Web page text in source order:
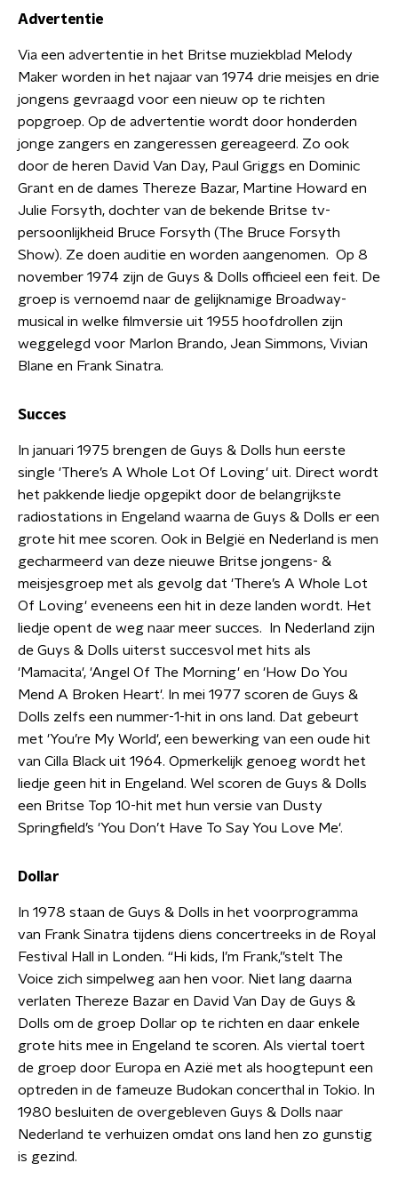
Advertentie
Via een advertentie in het Britse muziekblad Melody
Maker worden in het najaar van 1974 drie meisjes en drie
jongens gevraagd voor een nieuw op te richten
popgroep. Op de advertentie wordt door honderden
jonge zangers en zangeressen gereageerd. Zo ook
door de heren David Van Day, Paul Griggs en Dominic
Grant en de dames Thereze Bazar, Martine Howard en
Julie Forsyth, dochter van de bekende Britse tv-
persoonlijkheid Bruce Forsyth (The Bruce Forsyth
Show). Ze doen auditie en worden aangenomen. Op 8
november 1974 zijn de Guys & Dolls officieel een feit. De
groep is vernoemd naar de gelijknamige Broadway-
musical in welke filmversie uit 1955 hoofdrollen zijn
weggelegd voor Marlon Brando, Jean Simmons, Vivian
Blane en Frank Sinatra.
Succes
In januari 1975 brengen de Guys & Dolls hun eerste
single 'There’s A Whole Lot Of Loving' uit. Direct wordt
het pakkende liedje opgepikt door de belangrijkste
radiostations in Engeland waarna de Guys & Dolls er een
grote hit mee scoren. Ook in België en Nederland is men
gecharmeerd van deze nieuwe Britse jongens- &
meisjesgroep met als gevolg dat 'There’s A Whole Lot
Of Loving' eveneens een hit in deze landen wordt. Het
liedje opent de weg naar meer succes. In Nederland zijn
de Guys & Dolls uiterst succesvol met hits als
'Mamacita', 'Angel Of The Morning' en 'How Do You
Mend A Broken Heart'. In mei 1977 scoren de Guys &
Dolls zelfs een nummer-1-hit in ons land. Dat gebeurt
met 'You’re My World', een bewerking van een oude hit
van Cilla Black uit 1964. Opmerkelijk genoeg wordt het
liedje geen hit in Engeland. Wel scoren de Guys & Dolls
een Britse Top 10-hit met hun versie van Dusty
Springfield’s 'You Don’t Have To Say You Love Me'.
Dollar
In 1978 staan de Guys & Dolls in het voorprogramma
van Frank Sinatra tijdens diens concertreeks in de Royal
Festival Hall in Londen. “Hi kids, I’m Frank,”stelt The
Voice zich simpelweg aan hen voor. Niet lang daarna
verlaten Thereze Bazar en David Van Day de Guys &
Dolls om de groep Dollar op te richten en daar enkele
grote hits mee in Engeland te scoren. Als viertal toert
de groep door Europa en Azië met als hoogtepunt een
optreden in de fameuze Budokan concerthal in Tokio. In
1980 besluiten de overgebleven Guys & Dolls naar
Nederland te verhuizen omdat ons land hen zo gunstig
is gezind.